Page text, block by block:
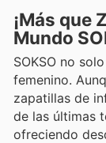
¡Más que
Mundo
SOKSO no
femenino.
zapatillas de
de las últimas
ofreciendo